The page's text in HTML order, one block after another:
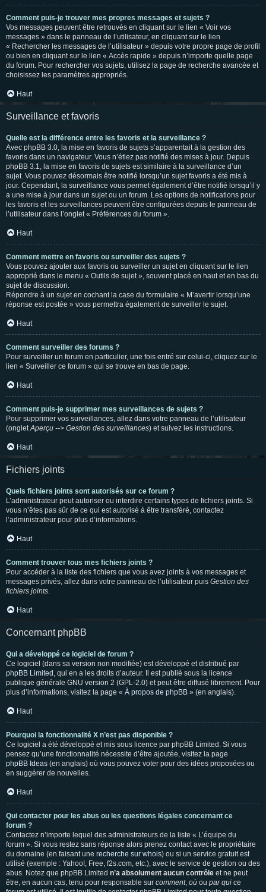
Comment puis-je trouver mes propres messages et sujets ?
Vos messages peuvent être retrouvés en cliquant sur le lien « Voir vos
messages » dans le panneau de l’utilisateur, en cliquant sur le lien
« Rechercher les messages de l’utilisateur » depuis votre propre page de profil
ou bien en cliquant sur le lien « Accès rapide » depuis n’importe quelle page
du forum. Pour rechercher vos sujets, utilisez la page de recherche avancée et
choisissez les paramètres appropriés.
Haut
Surveillance et favoris
Quelle est la différence entre les favoris et la surveillance ?
Avec phpBB 3.0, la mise en favoris de sujets s’apparentait à la gestion des
favoris dans un navigateur. Vous n’étiez pas notifié des mises à jour. Depuis
phpBB 3.1, la mise en favoris de sujets est similaire à la surveillance d’un
sujet. Vous pouvez désormais être notifié lorsqu’un sujet favoris a été mis à
jour. Cependant, la surveillance vous permet également d’être notifié lorsqu’il y
a une mise à jour dans un sujet ou un forum. Les options de notifications pour
les favoris et les surveillances peuvent être configurées depuis le panneau de
l’utilisateur dans l’onglet « Préférences du forum ».
Haut
Comment mettre en favoris ou surveiller des sujets ?
Vous pouvez ajouter aux favoris ou surveiller un sujet en cliquant sur le lien
approprié dans le menu « Outils de sujet », souvent placé en haut et en bas du
sujet de discussion.
Répondre à un sujet en cochant la case du formulaire « M’avertir lorsqu’une
réponse est postée » vous permettra également de surveiller le sujet.
Haut
Comment surveiller des forums ?
Pour surveiller un forum en particulier, une fois entré sur celui-ci, cliquez sur le
lien « Surveiller ce forum » qui se trouve en bas de page.
Haut
Comment puis-je supprimer mes surveillances de sujets ?
Pour supprimer vos surveillances, allez dans votre panneau de l’utilisateur
(ongletAperçu --> Gestion des surveillances) et suivez les instructions.
Haut
Fichiers joints
Quels fichiers joints sont autorisés sur ce forum ?
L’administrateur peut autoriser ou interdire certains types de fichiers joints. Si
vous n’êtes pas sûr de ce qui est autorisé à être transféré, contactez
l’administrateur pour plus d’informations.
Haut
Comment trouver tous mes fichiers joints ?
Pour accéder à la liste des fichiers que vous avez joints à vos messages et
messages privés, allez dans votre panneau de l’utilisateur puis Gestion des
fichiers joints.
Haut
Concernant phpBB
Qui a développé ce logiciel de forum ?
Ce logiciel (dans sa version non modifiée) est développé et distribué par
phpBB Limited , qui en a les droits d’auteur. Il est publié sous la licence
publique générale GNU version 2 (GPL-2.0) et peut être diffusé librement. Pour
plus d’informations, visitez la page « À propos de phpBB » (en anglais).
Haut
Pourquoi la fonctionnalité X n’est pas disponible ?
Ce logiciel a été développé et mis sous licence par phpBB Limited. Si vous
pensez qu’une fonctionnalité nécessite d’être ajoutée, visitez la page
phpBB Ideas (en anglais) où vous pouvez voter pour des idées proposées ou
en suggérer de nouvelles.
Haut
Qui contacter pour les abus ou les questions légales concernant ce
forum ?
Contactez n’importe lequel des administrateurs de la liste « L’équipe du
forum ». Si vous restez sans réponse alors prenez contact avec le propriétaire
du domaine (en faisant une recherche sur whois) ou si un service gratuit est
utilisé (exemple : Yahoo!, Free, f2s.com, etc.), avec le service de gestion ou des
abus. Notez que phpBB Limited n’a absolument aucun contrôle et ne peut
être, en aucun cas, tenu pour responsable sur comment, où ou par qui ce